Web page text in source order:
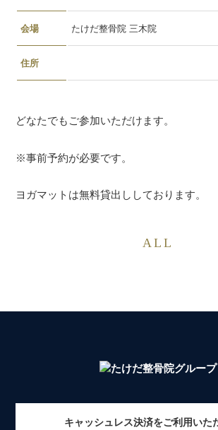
会場 たけだ整骨院 三木院
住所
どなたでもご参加いただけます。
※事前予約が必要です。
ヨガマットは無料貸出ししております。
ALL
キャッシュレス決済をご利用いた